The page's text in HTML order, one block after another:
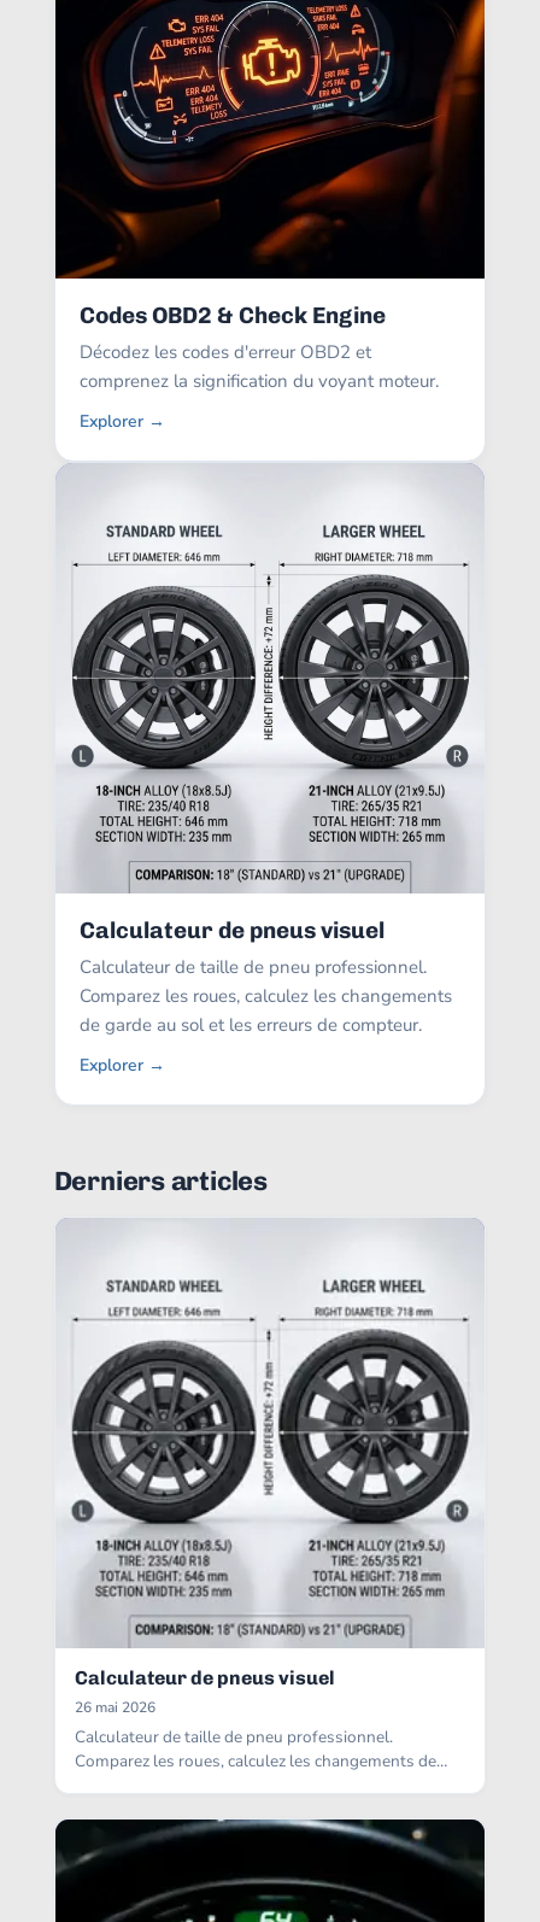
Codes OBD2 & Check Engine
Décodez les codes d'erreur OBD2 et
comprenez la signification du voyant moteur.
Explorer →
Calculateur de pneus visuel
Calculateur de taille de pneu professionnel.
Comparez les roues, calculez les changements
de garde au sol et les erreurs de compteur.
Explorer →
Derniers articles
Calculateur de pneus visuel
26 mai 2026
Calculateur de taille de pneu professionnel.
Comparez les roues, calculez les changements de